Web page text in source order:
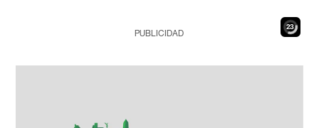
21
PUBLICIDAD